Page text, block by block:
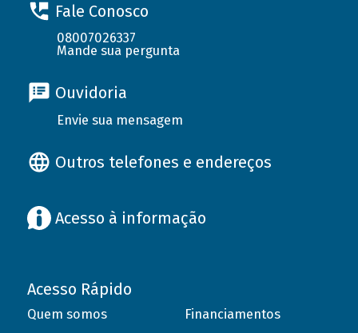
Fale Conosco
08007026337
Mande sua pergunta
Ouvidoria
Envie sua mensagem
Outros telefones e endereços
Acesso à informação
Acesso Rápido
Quem somos
Financiamentos